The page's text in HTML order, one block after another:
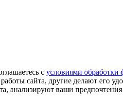
с условиями обработки
сайта, другие делают его
анализируют ваши